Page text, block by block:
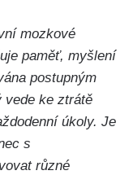
mozkové
paměť, myšlení
postupným
vede ke ztrátě
úkoly. Je
s
různé